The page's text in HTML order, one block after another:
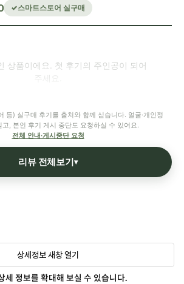
스마트스토어 실구매
상품이에요. 첫 후기의 주인공이 되어
주세요.
등) 실구매 후기를 출처와 함께 싣습니다. 얼굴·개인정
고, 본인 후기 게시 중단도 요청하실 수 있어요.
전체 안내·게시중단 요청
리뷰 전체보기▾
상세정보 새창 열기
세 정보를 확대해 보실 수 있습니다.